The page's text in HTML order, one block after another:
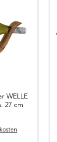
WELLE
27 cm